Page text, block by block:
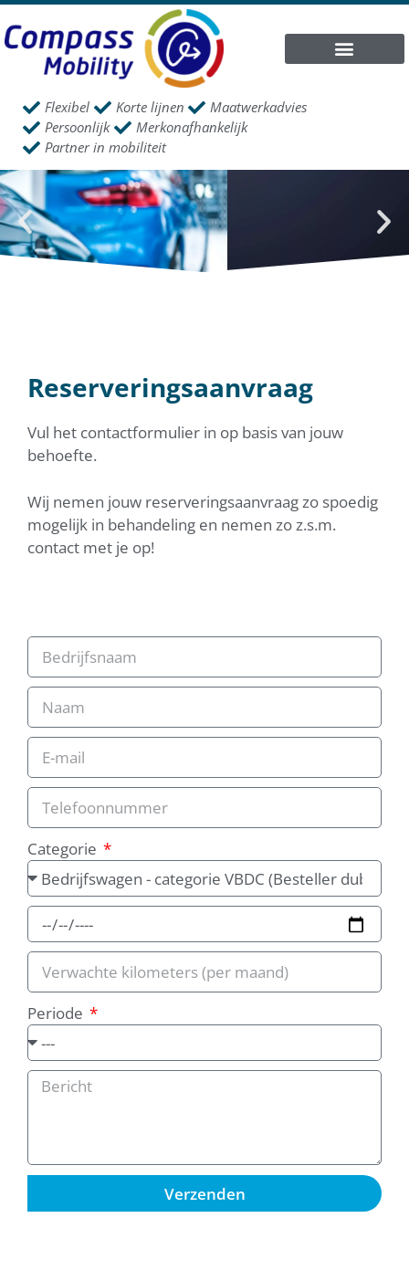
Flexibel Korte lijnen
Maatwerkadvies
Persoonlijk
Merkonafhankelijk
Partner in mobiliteit
Reserveringsaanvraag
Vul het contactformulier in op basis van jouw
behoefte.
Wij nemen jouw reserveringsaanvraag zo spoedig
mogelijk in behandeling en nemen zo z.s.m.
contact met je op!
Categorie
Periode
Verzenden